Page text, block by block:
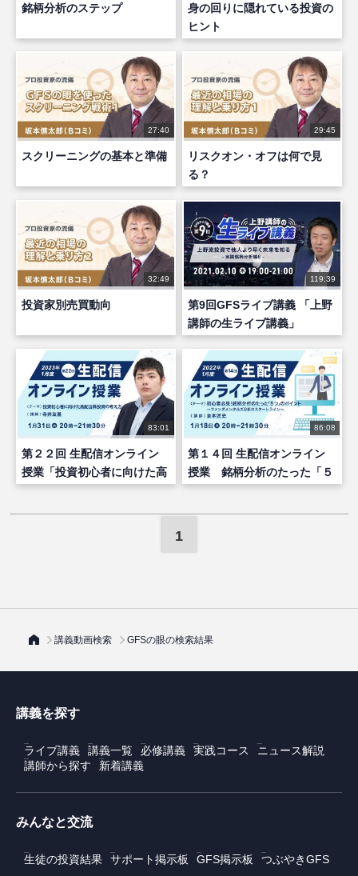
銘柄分析のステップ
身の回りに隠れている投資の
ヒント
27:40
スクリーニングの基本と準備
29:45
リスクオン・オフは何で見
る？
32:49
投資家別売買動向
119:39
第9回GFSライブ講義 「上野
講師の生ライブ講義」
83:01
第２２回 生配信オンライン
授業「投資初心者に向けた高
配当株投資の考え方」
86:08
第１４回 生配信オンライン
授業 銘柄分析のたった「５
つ」のポイント
1
講義動画検索 GFSの眼の検索結果
講義を探す
ライブ講義 講義一覧 必修講義 実践コース
ニュース解説
講師から探す
新着講義
みんなと交流
生徒の投資結果 サポート掲示板 GFS掲示板 つぶやきGFS